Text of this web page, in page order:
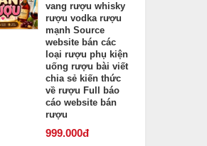
vang rượu whisky
rượu vodka rượu
mạnh Source
website bán các
loại rượu phụ kiện
uống rượu bài viết
chia sẻ kiến thức
về rượu Full báo
cáo website bán
rượu
999.000đ